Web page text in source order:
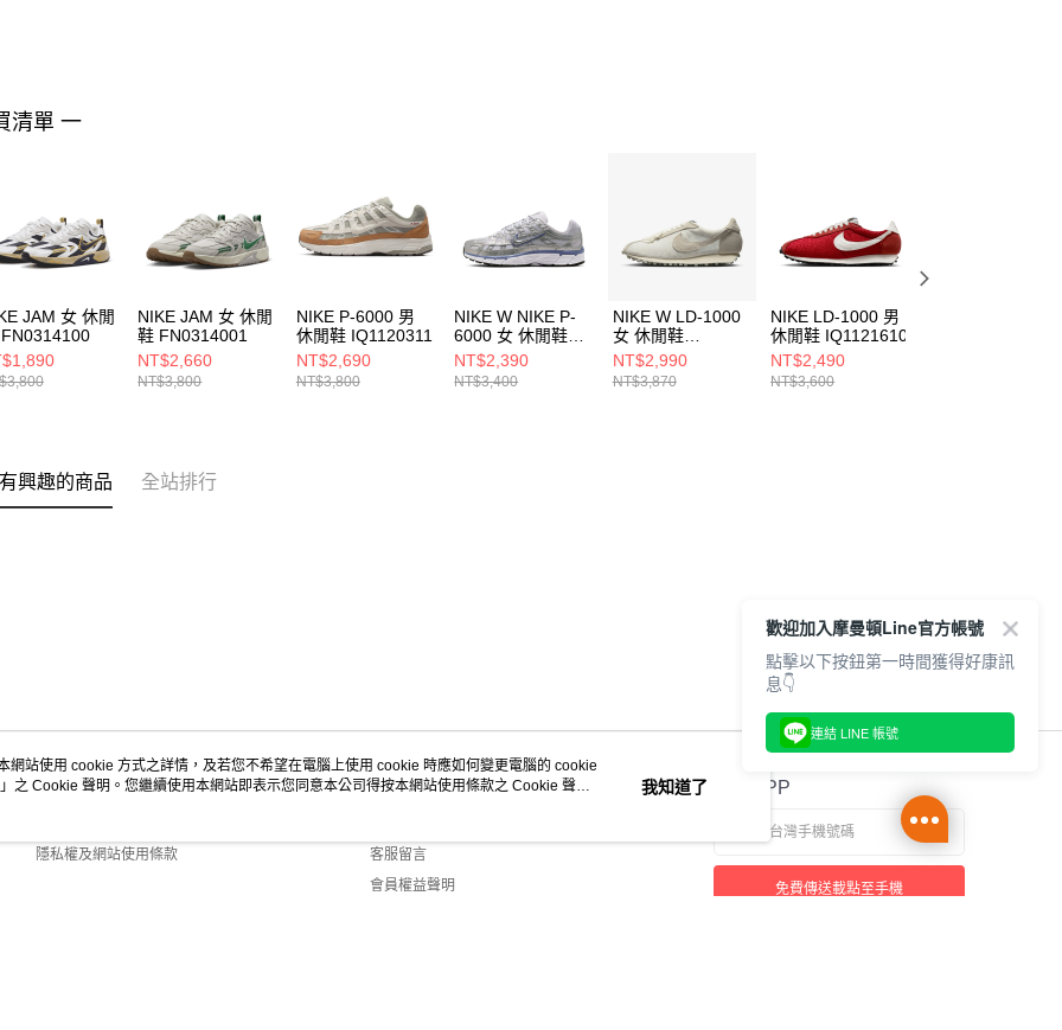
清單 一
JAM 女 休閒
NIKE JAM 女 休閒
鞋 FN0314001
NT$2,660
NT$3,800
NIKE P-6000 男
休閒鞋 IQ1120311
NT$2,690
NT$3,800
NIKE W NIKE P-
6000 女 休閒鞋
BV1021014
NT$2,390
NT$3,400
NIKE W LD-1000
女 休閒鞋
IH7345001
NT$2,990
NT$3,870
NIKE LD-1000 男
休閒鞋 IQ1121610
NT$2,490
NT$3,600
興趣的商品 全站排行
關於我們
隱私權及網站使用條款
客服資訊
客服留言
會員權益聲明
官方APP
免費傳送載點至手機
網站使用 cookie 方式之詳情，及若您不希望在電腦上使用 cookie 時應如何變更電腦的 cookie
」之 Cookie 聲明。您繼續使用本網站即表示您同意本公司得按本網站使用條款之 Cookie 聲明
我知道了
歡迎加入摩曼頓Line官方帳號
點擊以下按鈕第一時間獲得好康訊
息👇
連結 LINE 帳號